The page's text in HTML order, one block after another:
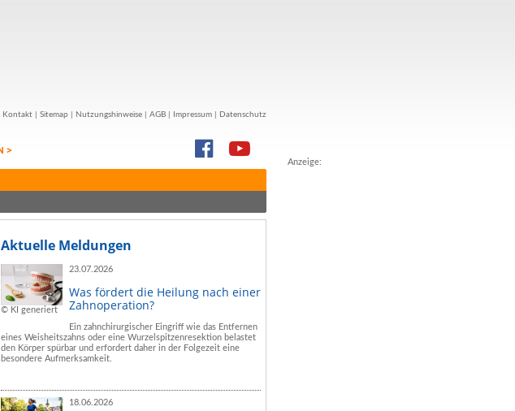
Anzeige:
Kontakt Sitemap Nutzungshinweise AGB Impressum Datenschutz
Aktuelle Meldungen
© KI generiert
23.07.2026
Was fördert die Heilung nach einer
Zahnoperation?
Ein zahnchirurgischer Eingriff wie das Entfernen
eines Weisheitszahns oder eine Wurzelspitzenresektion belastet
den Körper spürbar und erfordert daher in der Folgezeit eine
besondere Aufmerksamkeit.
18.06.2026